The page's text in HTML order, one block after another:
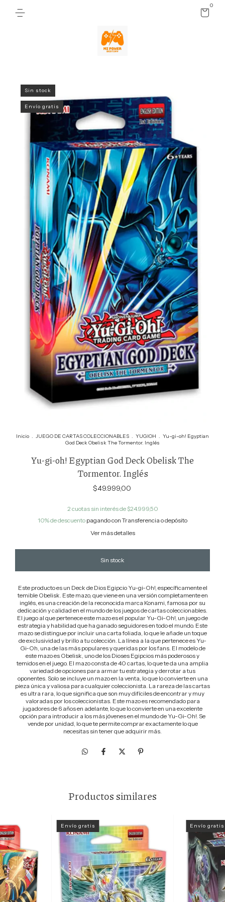
0
Sin stock
Envío gratis
Inicio . JUEGO DE CARTAS COLECCIONABLES . YUGIOH . Yu-gi-oh! Egyptian
God Deck Obelisk The Tormentor. Inglés
Yu-gi-oh! Egyptian God Deck Obelisk The
Tormentor. Inglés
$49.999,00
2 cuotas sin interés de $24.999,50
10% de descuento pagando con Transferencia o depósito
Ver más detalles
Este producto es un Deck de Dios Egipcio Yu-gi-Oh!, específicamente el
temible Obelisk. Este mazo, que viene en una versión completamente en
inglés, es una creación de la reconocida marca Konami, famosa por su
dedicación y calidad en el mundo de los juegos de cartas coleccionables.
El juego al que pertenece este mazo es el popular Yu-Gi-Oh!, un juego de
estrategia y habilidad que ha ganado seguidores en todo el mundo. Este
mazo se distingue por incluir una carta foliada, lo que le añade un toque
de exclusividad y brillo a tu colección. La línea a la que pertenece es Yu-
Gi-Oh, una de las más populares y queridas por los fans. El modelo de
este mazo es Obelisk, uno de los Dioses Egipcios más poderosos y
temidos en el juego. El mazo consta de 40 cartas, lo que te da una amplia
variedad de opciones para armar tu estrategia y derrotar a tus
oponentes. Solo se incluye un mazo en la venta, lo que lo convierte en una
pieza única y valiosa para cualquier coleccionista. La rareza de las cartas
es ultra rara, lo que significa que son muy difíciles de encontrar y muy
valoradas por los coleccionistas. Este mazo es recomendado para
jugadores de 6 años en adelante, lo que lo convierte en una excelente
opción para introducir a los más jóvenes en el mundo de Yu-Gi-Oh!. Se
vende por unidad, lo que te permite comprar exactamente lo que
necesitas sin tener que adquirir más.
Productos similares
Envío gratis Envío gratis